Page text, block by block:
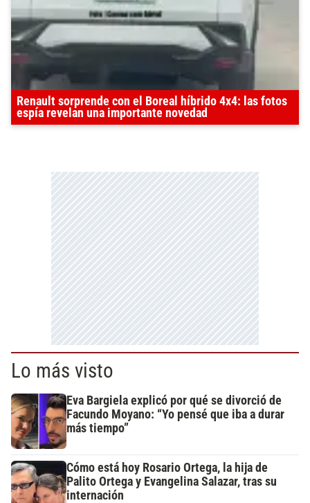
Renault sorprende con el Boreal híbrido 4x4: las fotos
espía revelan una importante novedad
Lo más visto
Eva Bargiela explicó por qué se divorció de
Facundo Moyano: “Yo pensé que iba a durar
más tiempo”
Cómo está hoy Rosario Ortega, la hija de
Palito Ortega y Evangelina Salazar, tras su
internación